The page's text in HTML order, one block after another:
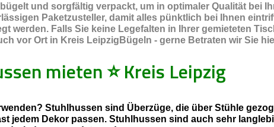
und sorgfältig verpackt, um in optimaler Qualität bei
Paketzusteller, damit alles pünktlich bei Ihnen
werden. Falls Sie keine Legefalten in Ihrer gemieteten
vor Ort in Kreis LeipzigBügeln - gerne Betraten wir Sie
mieten⭐Kreis Leipzig
Stuhlhussen sind Überzüge, die über Stühle
jedem Dekor passen. Stuhlhussen sind auch sehr